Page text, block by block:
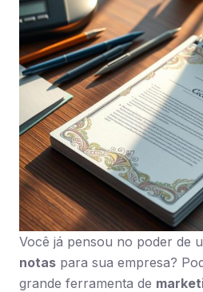
Você já pensou no poder de
notas para sua empresa?
grande ferramenta de